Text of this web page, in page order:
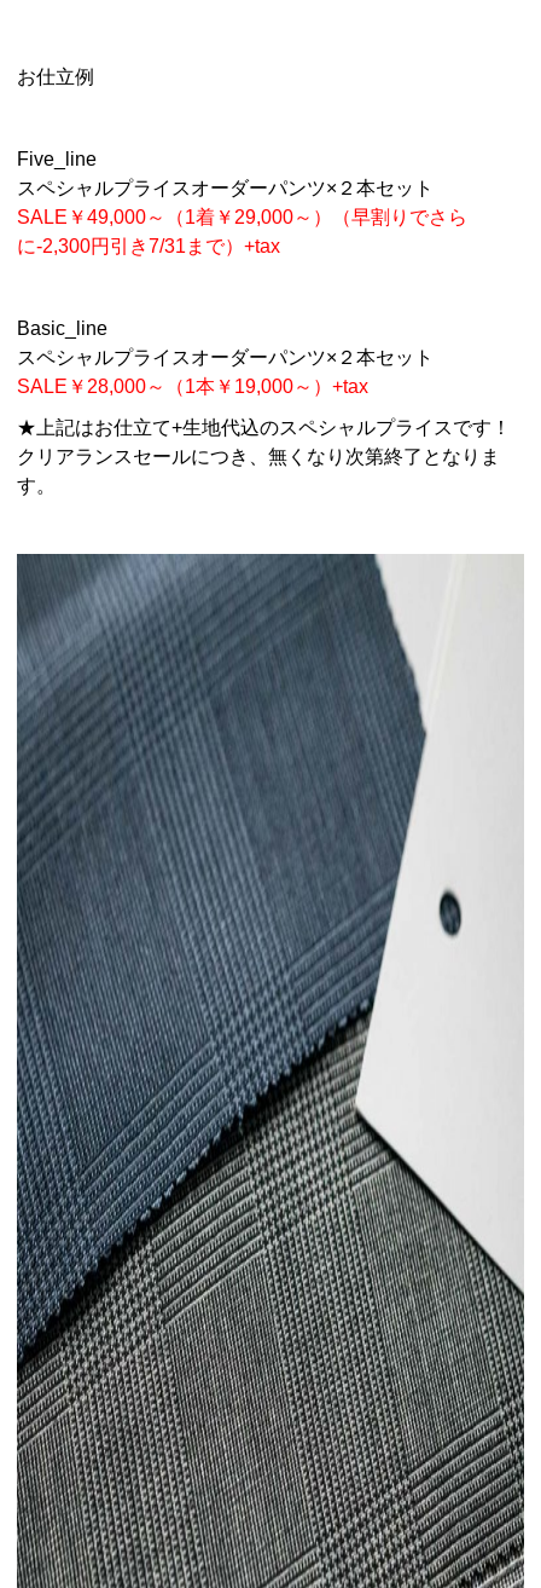
お仕立例
Five_line
スペシャルプライスオーダーパンツ×２本セット
SALE￥49,000～（1着￥29,000～）（早割りでさら
に-2,300円引き7/31まで）+tax
Basic_line
スペシャルプライスオーダーパンツ×２本セット
SALE￥28,000～（1本￥19,000～）+tax
★上記はお仕立て+生地代込のスペシャルプライスです！
クリアランスセールにつき、無くなり次第終了となりま
す。